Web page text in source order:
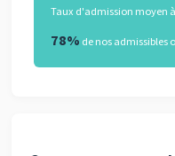
Taux d'admission moyen à
78% de nos admissibles